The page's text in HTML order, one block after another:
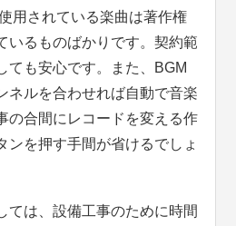
用されている楽曲は著作権
いるものばかりです。契約範
ても安心です。また、BGM
ネルを合わせれば自動で音楽
の合間にレコードを変える作
ンを押す手間が省けるでしょ
ては、設備工事のために時間